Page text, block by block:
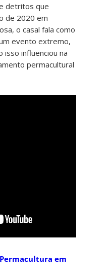
detritos que
de 2020 em
o casal fala como
evento extremo,
isso influenciou na
permacultural
em